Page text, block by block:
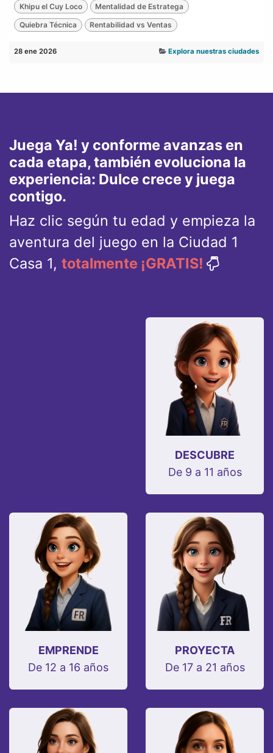
Khipu el Cuy Loco Mentalidad de Estratega
Quiebra Técnica Rentabilidad vs Ventas
28 ene 2026 Explora nuestras ciudades
Juega Ya! y conforme avanzas en
cada etapa, también evoluciona la
experiencia: Dulce crece y juega
contigo.
Haz clic según tu edad y empieza la
aventura del juego en la Ciudad 1
Casa 1, totalmente ¡GRATIS!
DESCUBRE
De 9 a 11 años
EMPRENDE
De 12 a 16 años
PROYECTA
De 17 a 21 años